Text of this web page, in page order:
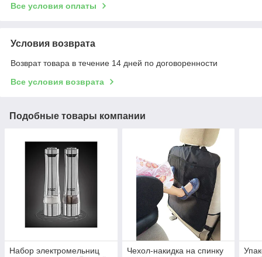
Все условия оплаты
Условия возврата
Возврат товара в течение 14 дней по договоренности
Все условия возврата
Подобные товары компании
Набор электромельниц
Чехол-накидка на спинку